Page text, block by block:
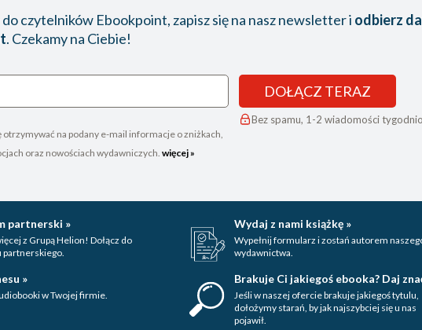
do czytelników Ebookpoint, zapisz się na nasz newsletter i odbierz
. Czekamy na Ciebie!
otrzymywać na podany e-mail informacje o zniżkach,
oraz nowościach wydawniczych. więcej »
DOŁĄCZ TERAZ
Bez spamu, 1-2 wiadomości
partnerski »
z Grupą Helion! Dołącz do
partnerskiego.
Wydaj z nami książkę »
Wypełnij formularz i zostań autorem
wydawnictwa.
»
w Twojej firmie.
Brakuje Ci jakiegoś ebooka? Daj
Jeśli w naszej ofercie brakuje jakiegoś tytulu,
dołożymy starań, by jak najszybciej się u nas
pojawił.